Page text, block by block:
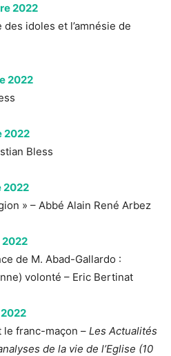
2022
des idoles et l’amnésie de
2022
2022
Bless
2022
» – Abbé Alain René Arbez
2022
de M. Abad-Gallardo :
volonté – Eric Bertinat
le franc-maçon – Les Actualités
de la vie de l’Eglise (10